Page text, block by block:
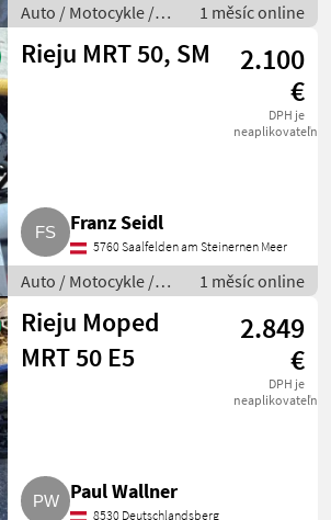
Auto / Motocykle /
Motorka
1 měsíc online
Rieju MRT 50, SM
2.100
€
DPH je
neaplikovateľné
Franz Seidl
5760 Saalfelden am Steinernen Meer
Auto / Motocykle /
Motorka
1 měsíc online
Rieju Moped
MRT 50 E5
2.849
€
DPH je
neaplikovateľné
Paul Wallner
8530 Deutschlandsberg